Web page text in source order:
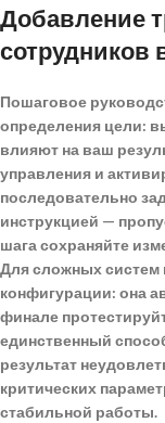
Добавление
сотрудников
Пошаговое
определения цели:
влияют на ваш
управления и
последовательно
инструкцией —
шага сохраняйте
Для сложных систем
конфигурации: она
финале
единственный
результат
критических
стабильной работы.